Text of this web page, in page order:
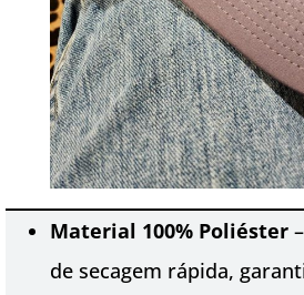
Material 100% Poliéster
de secagem rápida,